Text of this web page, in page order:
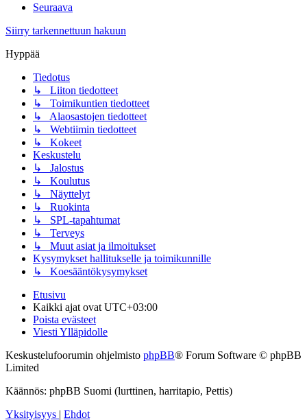
Seuraava
Siirry tarkennettuun hakuun
Hyppää
Tiedotus
↳ Liiton tiedotteet
↳ Toimikuntien tiedotteet
↳ Alaosastojen tiedotteet
↳ Webtiimin tiedotteet
↳ Kokeet
Keskustelu
↳ Jalostus
↳ Koulutus
↳ Näyttelyt
↳ Ruokinta
↳ SPL-tapahtumat
↳ Terveys
↳ Muut asiat ja ilmoitukset
Kysymykset hallitukselle ja toimikunnille
↳ Koesääntökysymykset
Etusivu
Kaikki ajat ovatUTC+03:00
Poista evästeet
Viesti Ylläpidolle
Keskustelufoorumin ohjelmisto phpBB® Forum Software © phpBB
Limited
Käännös: phpBB Suomi (lurttinen, harritapio, Pettis)
Yksityisyys
Ehdot